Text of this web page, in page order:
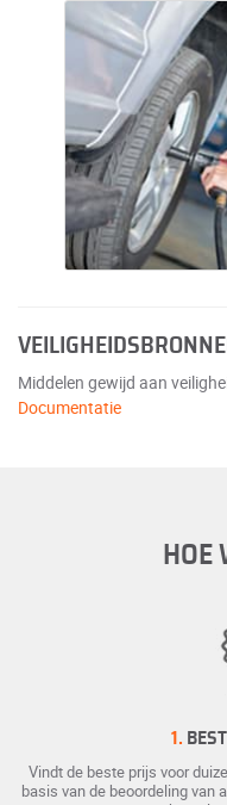
Middelen gewijd aan
Documentatie
HOE
1.
Vindt de beste prijs voor
basis van de beoordeling van